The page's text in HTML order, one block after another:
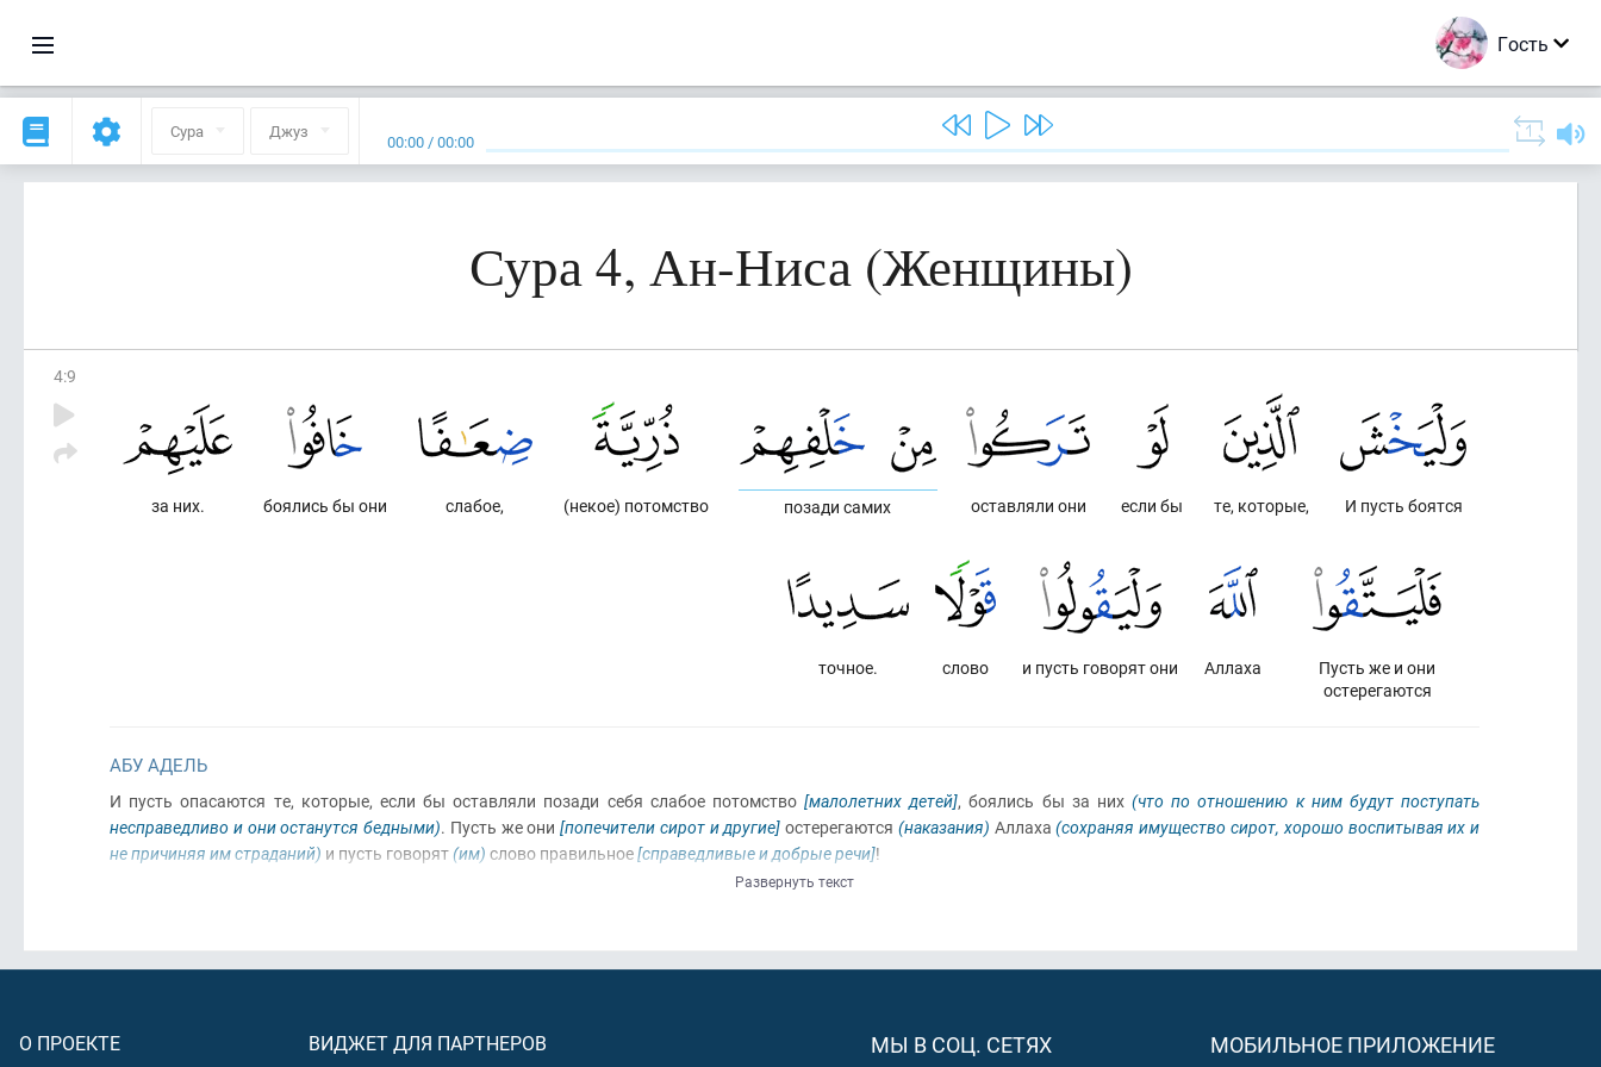
Гость
Сура Джуз 00:00 /00:00
Сура 4, Ан-Ниса (Женщины)
4:9
И пусть боятся
те, которые,
если бы
оставляли они
позади самих
(некое) потомство
слабое,
боялись бы они
за них.
Пусть же и они
остерегаются
Аллаха
и пусть говорят они
слово
точное.
АБУ АДЕЛЬ
И пусть опасаются те, которые, если бы оставляли позади себя слабое потомство [малолетних детей], боялись бы за них(что по отношению к ним будут поступать
несправедливо и они останутся бедными). Пусть же они[попечители сирот и другие] остерегаются (наказания) Аллаха(сохраняя имущество сирот, хорошо воспитывая их и
не причиняя им страданий) и пусть говорят (им) слово правильное[справедливые и добрые речи]!
Развернуть текст
О ПРОЕКТЕ
ВИДЖЕТ ДЛЯ ПАРТНЕРОВ
МЫ В СОЦ. СЕТЯХ МОБИЛЬНОЕ ПРИЛОЖЕНИЕ